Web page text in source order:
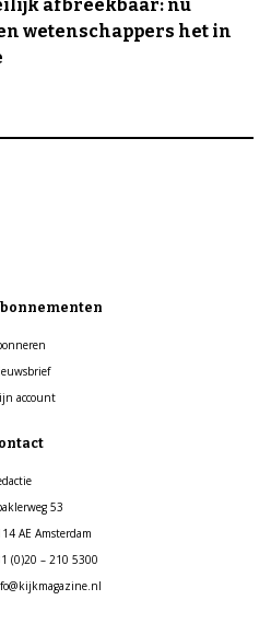
afbreekbaar: nu
wetenschappers het in
account
53
AE Amsterdam
(0)20 – 210 5300